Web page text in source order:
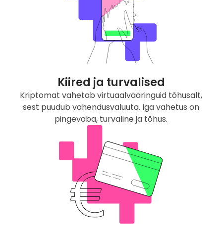
Kiired ja turvalised
Kriptomat vahetab virtuaalvääringuid tõhusalt,
sest puudub vahendusvaluuta. Iga vahetus on
pingevaba, turvaline ja tõhus.